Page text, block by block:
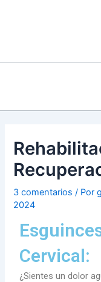
3 comentarios / Por
2024
Cervical:
¿Sientes un dolor